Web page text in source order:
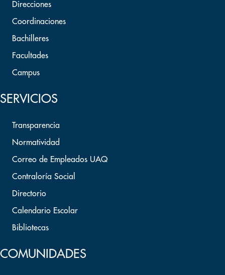
Direcciones
Coordinaciones
Bachilleres
Facultades
Campus
SERVICIOS
Transparencia
Normatividad
Correo de Empleados UAQ
Contraloría Social
Directorio
Calendario Escolar
Bibliotecas
COMUNIDADES